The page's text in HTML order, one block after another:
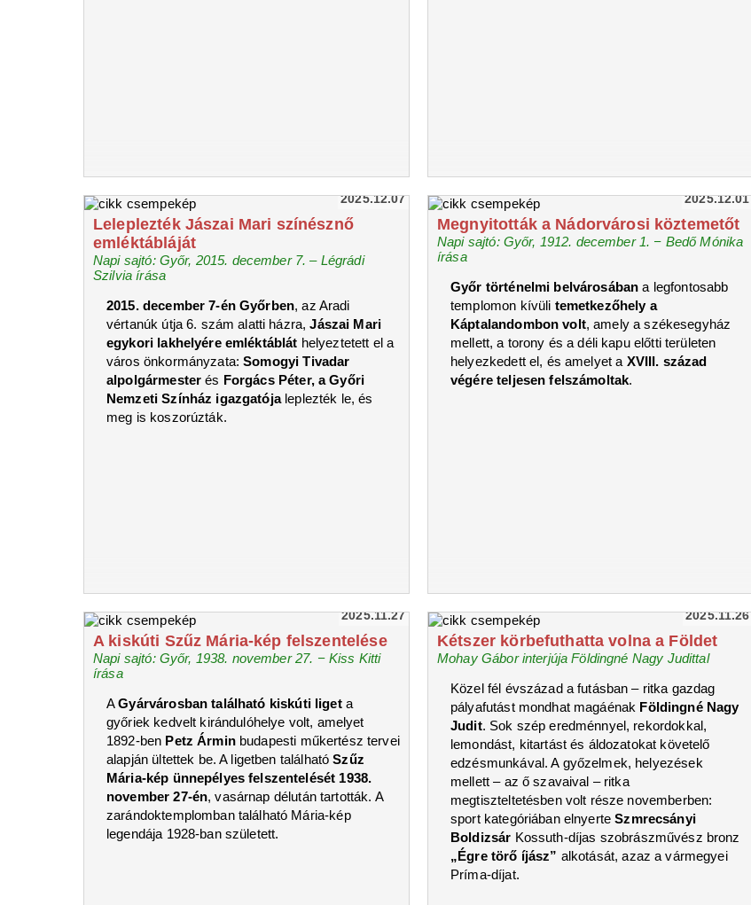
2025.12.07
Leleplezték Jászai Mari színésznő
emléktábláját
Napi sajtó: Győr, 2015. december 7. – Légrádi
Szilvia írása
2015. december 7-én Győrben, az Aradi
vértanúk útja 6. szám alatti házra, Jászai Mari
egykori lakhelyére emléktáblát helyeztetett el a
város önkormányzata: Somogyi Tivadar
alpolgármester és Forgács Péter, a Győri
Nemzeti Színház igazgatója leplezték le, és
meg is koszorúzták.
2025.12.01
Megnyitották a Nádorvárosi köztemetőt
Napi sajtó: Győr, 1912. december 1. − Bedő Mónika
írása
Győr történelmi belvárosában a legfontosabb
templomon kívüli temetkezőhely a
Káptalandombon volt, amely a székesegyház
mellett, a torony és a déli kapu előtti területen
helyezkedett el, és amelyet a XVIII. század
végére teljesen felszámoltak.
2025.11.27
A kiskúti Szűz Mária-kép felszentelése
Napi sajtó: Győr, 1938. november 27. − Kiss Kitti
írása
AGyárvárosban található kiskúti ligeta
győriek kedvelt kirándulóhelye volt, amelyet
1892-ben Petz Ármin budapesti műkertész tervei
alapján ültettek be. A ligetben találhatóSzűz
Mária-kép ünnepélyes felszentelését 1938.
november 27-én, vasárnap délután tartották. A
zarándoktemplomban található Mária-kép
legendája 1928-ban született.
2025.11.26
Kétszer körbefuthatta volna a Földet
Mohay Gábor interjúja Földingné Nagy Judittal
Közel fél évszázad a futásban – ritka gazdag
pályafutást mondhat magáénak Földingné Nagy
Judit. Sok szép eredménnyel, rekordokkal,
lemondást, kitartást és áldozatokat követelő
edzésmunkával. A győzelmek, helyezések
mellett – az ő szavaival – ritka
megtiszteltetésben volt része novemberben:
sport kategóriában elnyerteSzmrecsányi
Boldizsár Kossuth-díjas szobrászművész bronz
„Égre törő íjász” alkotását, azaz a vármegyei
Príma-díjat.